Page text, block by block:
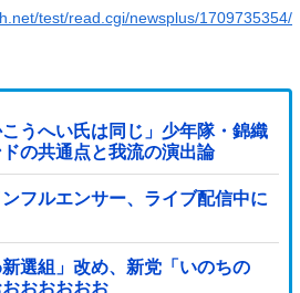
test/read.cgi/newsplus/1709735354/
こうへい氏は同じ」少年隊・錦織
の共通点と我流の演出論
ンフルエンサー、ライブ配信中に
新選組」改め、新党「いのちの
おおおおお